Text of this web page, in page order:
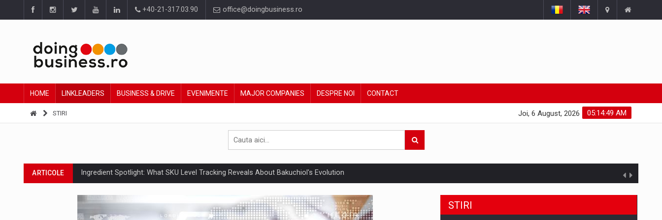
+40-21-317.03.90 office@doingbusiness.ro
HOME LINKLEADERS BUSINESS & DRIVE EVENIMENTE MAJOR COMPANIES DESPRE NOI CONTACT
STIRI 05:14:50 AM
Joi, 6 August, 2026
ARTICOLE Ingredient Spotlight: What SKU Level Tracking Reveals About Bakuchiol's Evolution
Producatorii si comerciantii care nu se supun noilor reglementari UE privind ambalajele pot risca retragerea produselor din piata
Raport PwC: Industria de media si divertisment din Romania va ajunge la 5,22 miliarde euro in acest an, sustinuta de segmentele digitale
STIRI